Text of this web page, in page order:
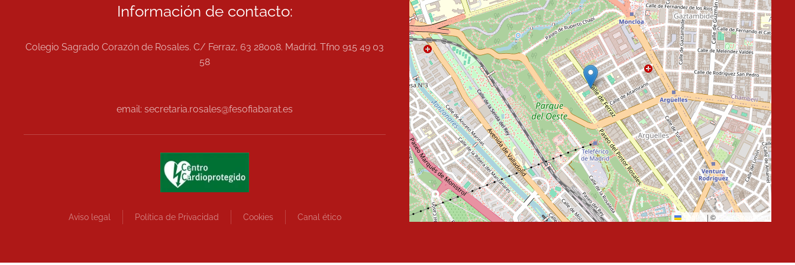
Información de contacto:
Colegio Sagrado Corazón de Rosales. C/ Ferraz, 63 28008. Madrid. Tfno 915 49 03
58
email: secretaria.rosales@fesofiabarat.es
Aviso legal Política de Privacidad Cookies Canal ético Leaflet | © OpenStreetMap